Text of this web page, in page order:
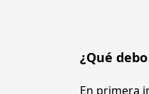
¿Qué
En primera